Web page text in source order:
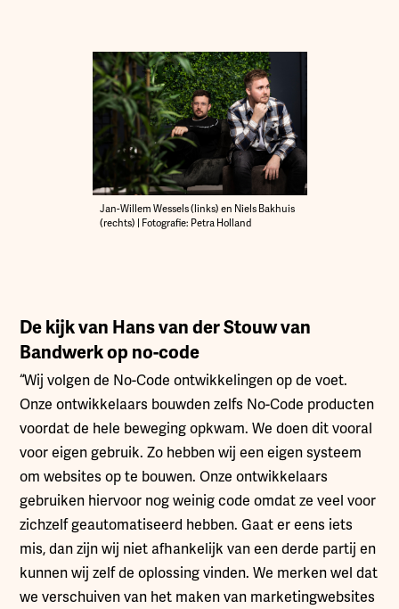
Jan-Willem Wessels (links) en Niels Bakhuis
(rechts) | Fotografie: Petra Holland
De kijk van Hans van der Stouw van
Bandwerk op no-code
“Wij volgen de No-Code ontwikkelingen op de voet.
Onze ontwikkelaars bouwden zelfs No-Code producten
voordat de hele beweging opkwam. We doen dit vooral
voor eigen gebruik. Zo hebben wij een eigen systeem
om websites op te bouwen. Onze ontwikkelaars
gebruiken hiervoor nog weinig code omdat ze veel voor
zichzelf geautomatiseerd hebben. Gaat er eens iets
mis, dan zijn wij niet afhankelijk van een derde partij en
kunnen wij zelf de oplossing vinden. We merken wel dat
we verschuiven van het maken van marketingwebsites